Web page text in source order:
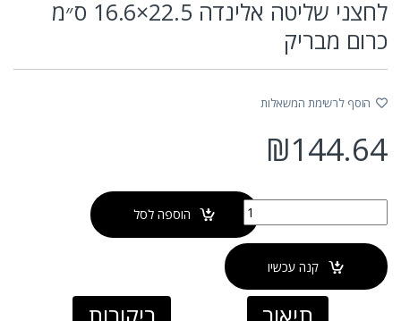
לחצני שליטה אלינדה 22.5×16.6 ס״מ
כרום מבריק
הוסף לרשימת המשאלות
₪144.64
כמות של לחצני שליטה אלינדה 22.5x16.6 ס״מ כרום מבריק הוספה לסל
קנה עכשיו